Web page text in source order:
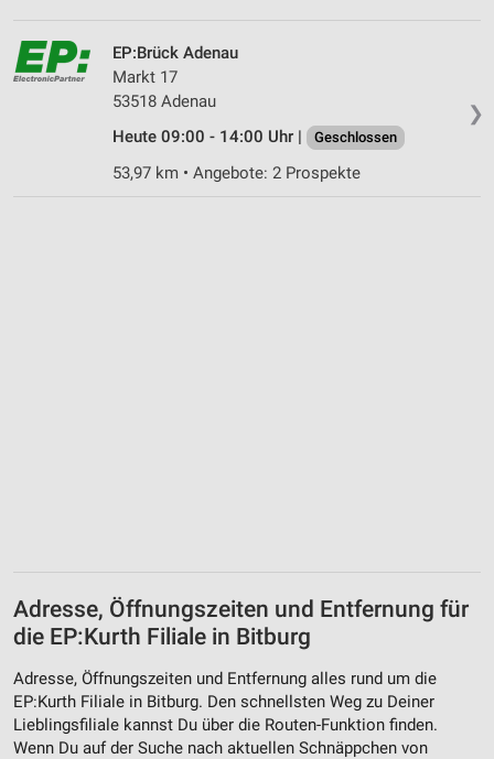
❯
EP:Brück Adenau
Markt 17
53518 Adenau
Heute 09:00 - 14:00 Uhr |
Geschlossen
53,97 km • Angebote: 2 Prospekte
Adresse, Öffnungszeiten und Entfernung für
die EP:Kurth Filiale in Bitburg
Adresse, Öffnungszeiten und Entfernung alles rund um die
EP:Kurth Filiale in Bitburg. Den schnellsten Weg zu Deiner
Lieblingsfiliale kannst Du über die Routen-Funktion finden.
Wenn Du auf der Suche nach aktuellen Schnäppchen von